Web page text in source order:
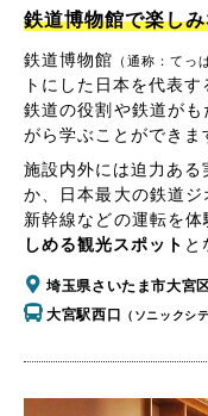
鉄道博物館で楽し
鉄道博物館 （通称：てっ
トにした日本を代表す
鉄道の役割や鉄道が
がら学ぶことができま
施設内外には迫力あ
か、日本最大の鉄道
新幹線などの運転を体
しめる観光スポット と
埼玉県さいたま市大宮
大宮駅西口
（ソニックシ